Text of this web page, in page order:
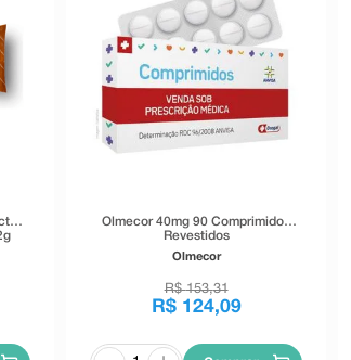
Olmecor 40mg 90 Comprimidos
Revestidos
Olmecor
R$ 153,31
R$ 124,09